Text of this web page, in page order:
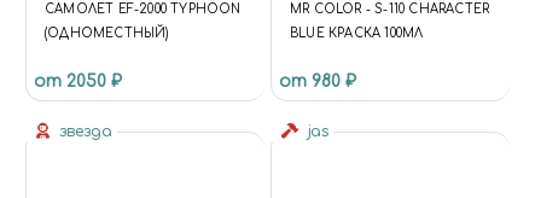
САМОЛЕТ EF-2000 TYPHOON
(ОДНОМЕСТНЫЙ)
от 2050 ₽
MR COLOR - S-110 CHARACTER
BLUE КРАСКА 100МЛ
от 980 ₽
звезда jas